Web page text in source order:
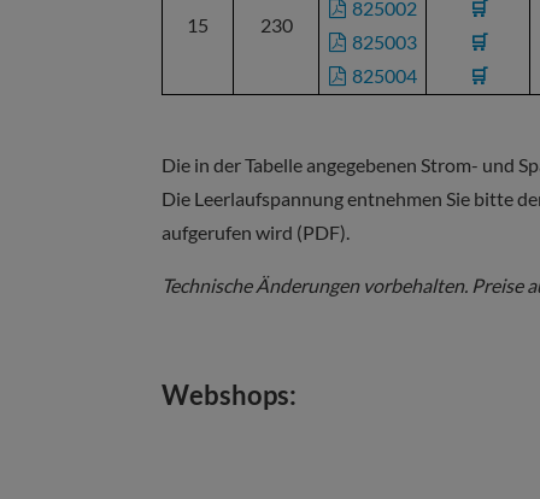
15 230
825002
825003
825004
🛒
🛒
🛒
Die in der Tabelle angegebenen Strom- und
Die Leerlaufspannung entnehmen Sie bitte
aufgerufen wird (PDF).
Technische Änderungen vorbehalten. Preise
Webshops: